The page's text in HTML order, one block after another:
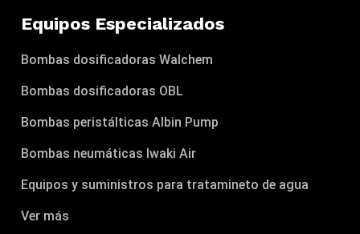
Equipos Especializados
Bombas dosificadoras Walchem
Bombas dosificadoras OBL
Bombas peristálticas Albin Pump
Bombas neumáticas Iwaki Air
Equipos y suministros para tratamineto de agua
Ver más